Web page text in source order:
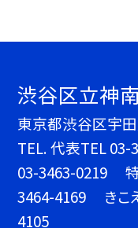
渋谷区立神
東京都渋谷区宇
TEL.代表TEL
03-3463-0219
3464-4169 きこ
4105